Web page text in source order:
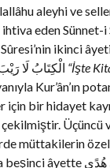
aleyhi ve
eden Sünnet-i
ikinci
“İşte
Kur’ân’ın
bir hidayet
Üçüncü
müttakilerin
beşinci âyetteأُولٰئِكَ عَلَى هُدًى